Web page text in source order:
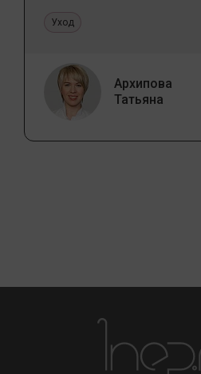
Уход
Архипова
Татьяна